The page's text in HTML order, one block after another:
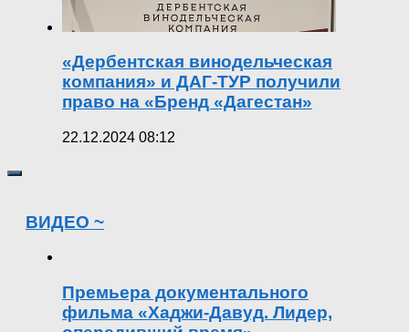
«Дербентская винодельческая
компания» и ДАГ-ТУР получили
право на «Бренд «Дагестан»
22.12.2024 08:12
ВИДЕО ~
Премьера документального
фильма «Хаджи-Давуд. Лидер,